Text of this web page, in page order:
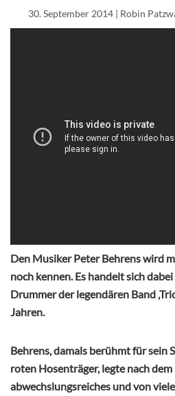
30. September 2014| Robin
Den Musiker Peter Behrens wird
noch kennen. Es handelt sich
Drummer der legendären Band
Jahren.
Behrens, damals berühmt für sein
roten Hosenträger, legte nach dem
abwechslungsreiches und von